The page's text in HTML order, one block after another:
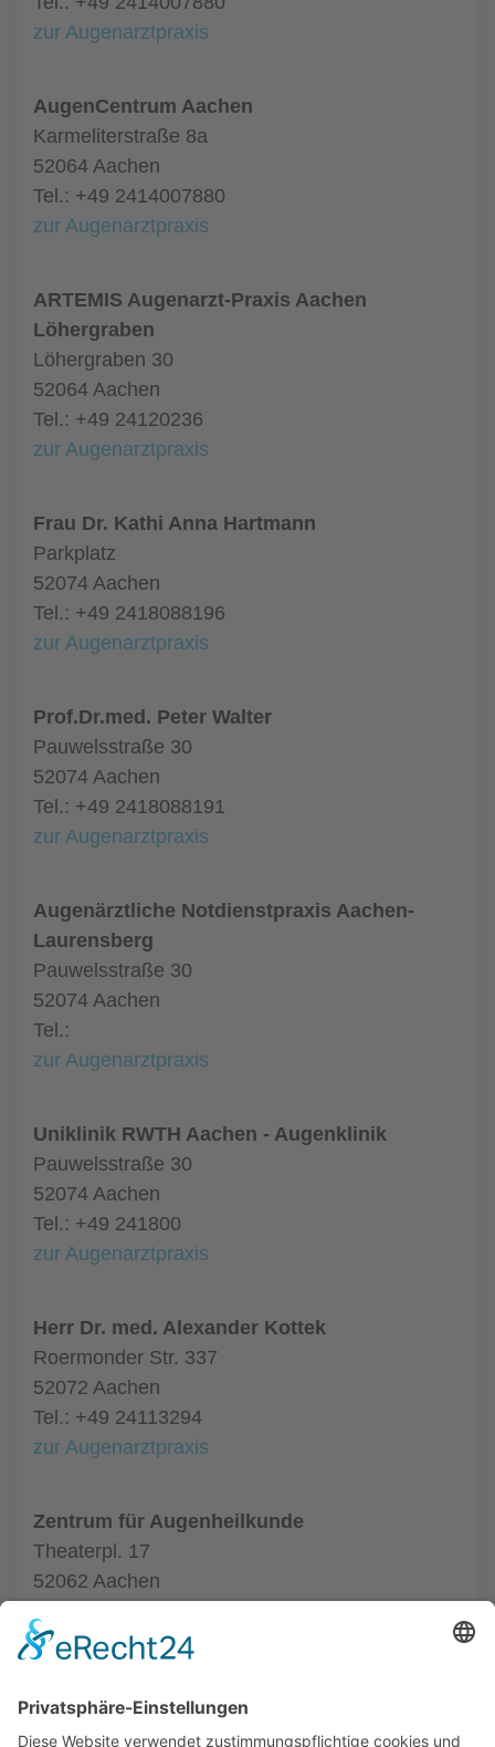
zur Augenarztpraxis
AugenCentrum Aachen
Karmeliterstraße 8a
52064 Aachen
Tel.: +49 2414007880
zur Augenarztpraxis
ARTEMIS Augenarzt-Praxis Aachen
Löhergraben
Löhergraben 30
52064 Aachen
Tel.: +49 24120236
zur Augenarztpraxis
Frau Dr. Kathi Anna Hartmann
Parkplatz
52074 Aachen
Tel.: +49 2418088196
zur Augenarztpraxis
Prof.Dr.med. Peter Walter
Pauwelsstraße 30
52074 Aachen
Tel.: +49 2418088191
zur Augenarztpraxis
Augenärztliche Notdienstpraxis Aachen-
Laurensberg
Pauwelsstraße 30
52074 Aachen
Tel.:
zur Augenarztpraxis
Uniklinik RWTH Aachen - Augenklinik
Pauwelsstraße 30
52074 Aachen
Tel.: +49 241800
zur Augenarztpraxis
Herr Dr. med. Alexander Kottek
Roermonder Str. 337
52072 Aachen
Tel.: +49 24113294
zur Augenarztpraxis
Zentrum für Augenheilkunde
Theaterpl. 17
52062 Aachen
zur Augenarztpraxis